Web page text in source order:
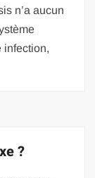
n’a aucun
infection,
?